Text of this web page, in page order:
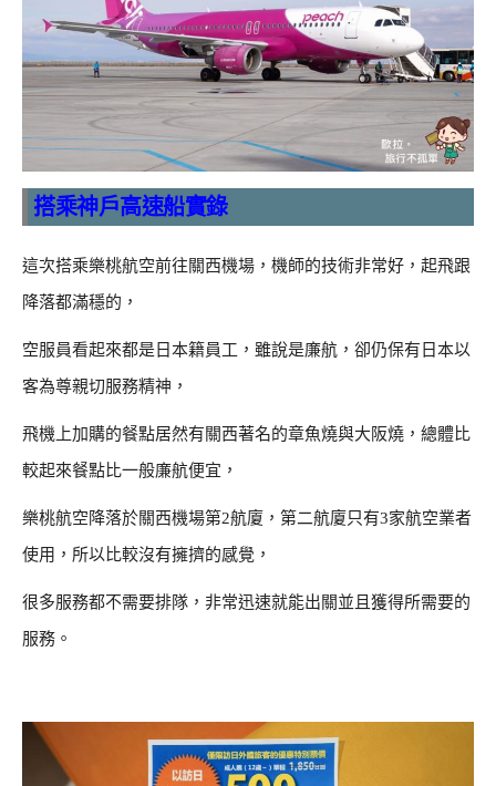
搭乘神戶高速船實錄
這次搭乘樂桃航空前往關西機場，機師的技術非常好，起飛跟
降落都滿穩的，
空服員看起來都是日本籍員工，雖說是廉航，卻仍保有日本以
客為尊親切服務精神，
飛機上加購的餐點居然有關西著名的章魚燒與大阪燒，總體比
較起來餐點比一般廉航便宜，
樂桃航空降落於關西機場第2航廈，第二航廈只有3家航空業者
使用，所以比較沒有擁擠的感覺，
很多服務都不需要排隊，非常迅速就能出關並且獲得所需要的
服務。